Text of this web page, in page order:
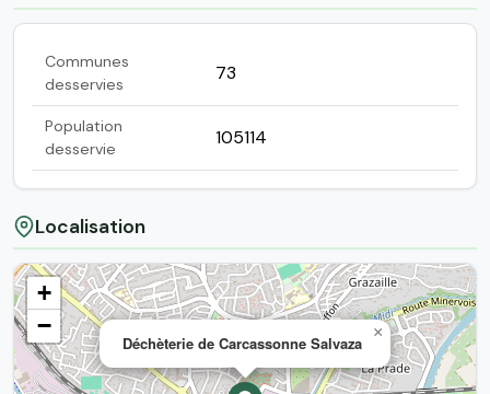
Communes
desservies
73
Population
desservie
105114
Localisation
Déchèterie de Carcassonne Salvaza
×
+
−